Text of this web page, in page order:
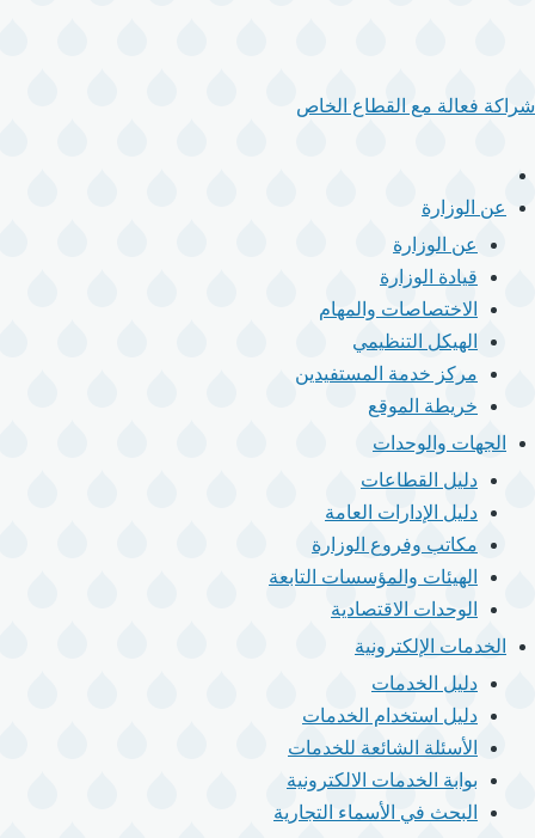
شراكة فعالة مع القطاع الخاص
القائمة
الرئيسية
عن الوزارة
عن الوزارة
قيادة الوزارة
الاختصاصات والمهام
الهيكل التنظيمي
مركز خدمة المستفيدين
خريطة الموقع
الجهات والوحدات
دليل القطاعات
دليل الإدارات العامة
مكاتب وفروع الوزارة
الهيئات والمؤسسات التابعة
الوحدات الاقتصادية
الخدمات الإلكترونية
دليل الخدمات
دليل استخدام الخدمات
الأسئلة الشائعة للخدمات
بوابة الخدمات الالكترونية
البحث في الأسماء التجارية